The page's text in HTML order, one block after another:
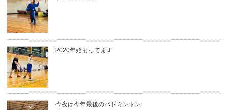
2020年始まってます
今夜は今年最後のバドミントン